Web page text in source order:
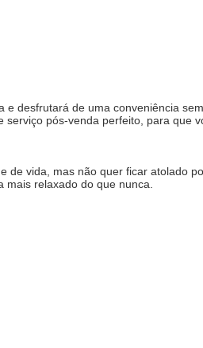
desfrutará de uma conveniência
pós-venda perfeito, para que
vida, mas não quer ficar atolado
relaxado do que nunca.